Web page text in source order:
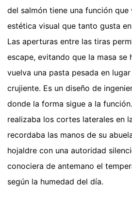
del salmón tiene una función que
estética visual que tanto gusta
Las aperturas entre las tiras
escape, evitando que la masa se
vuelva una pasta pesada en
crujiente. Es un diseño de
donde la forma sigue a la
realizaba los cortes laterales en
recordaba las manos de su
hojaldre con una autoridad
conociera de antemano el
según la humedad del día.